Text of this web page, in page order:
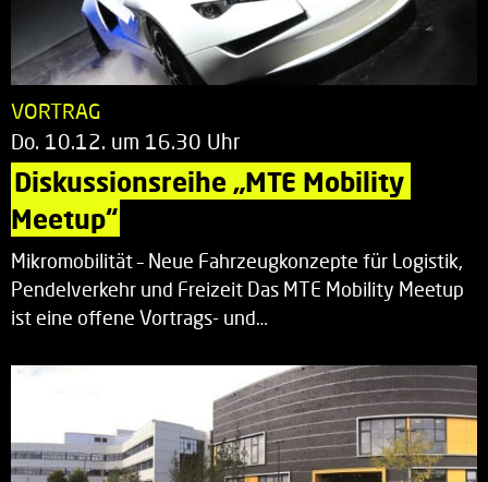
VORTRAG
Do. 10.12. um 16.30 Uhr
Diskussionsreihe „MTE Mobility
Meetup“
Mikromobilität – Neue Fahrzeugkonzepte für Logistik,
Pendelverkehr und Freizeit Das MTE Mobility Meetup
ist eine offene Vortrags- und…